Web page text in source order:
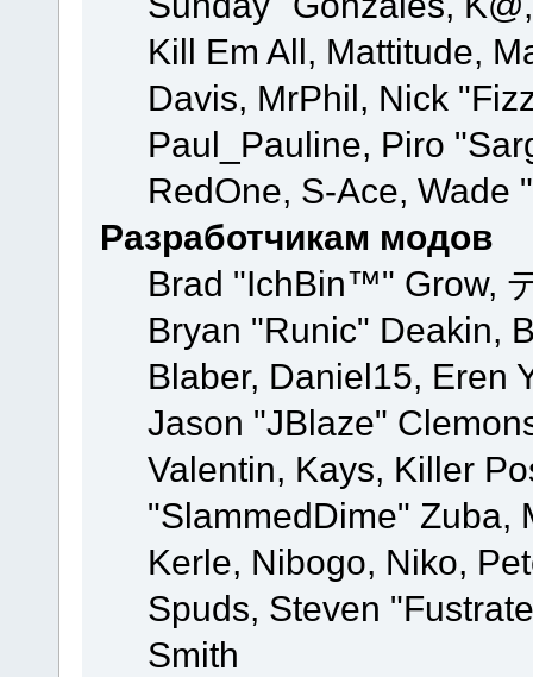
Kill Em All, Mattitude,
Davis, MrPhil, Nick
Paul_Pauline, Piro
RedOne, S-Ace,
Разработчикам модов
Brad "IchBin™" Grow,
Bryan "Runic" Deakin,
Blaber, Daniel15, Eren
Jason "JBlaze"
Valentin, Kays, Killer
"SlammedDime" Zuba,
Kerle, Nibogo, Niko,
Spuds, Steven
Smith